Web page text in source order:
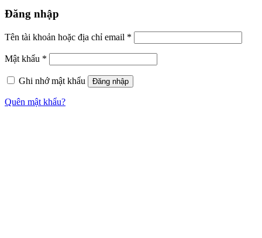
Đăng nhập
Tên tài khoản hoặc địa chỉ email *
Mật khẩu *
Ghi nhớ mật khẩu Đăng nhập
Quên mật khẩu?